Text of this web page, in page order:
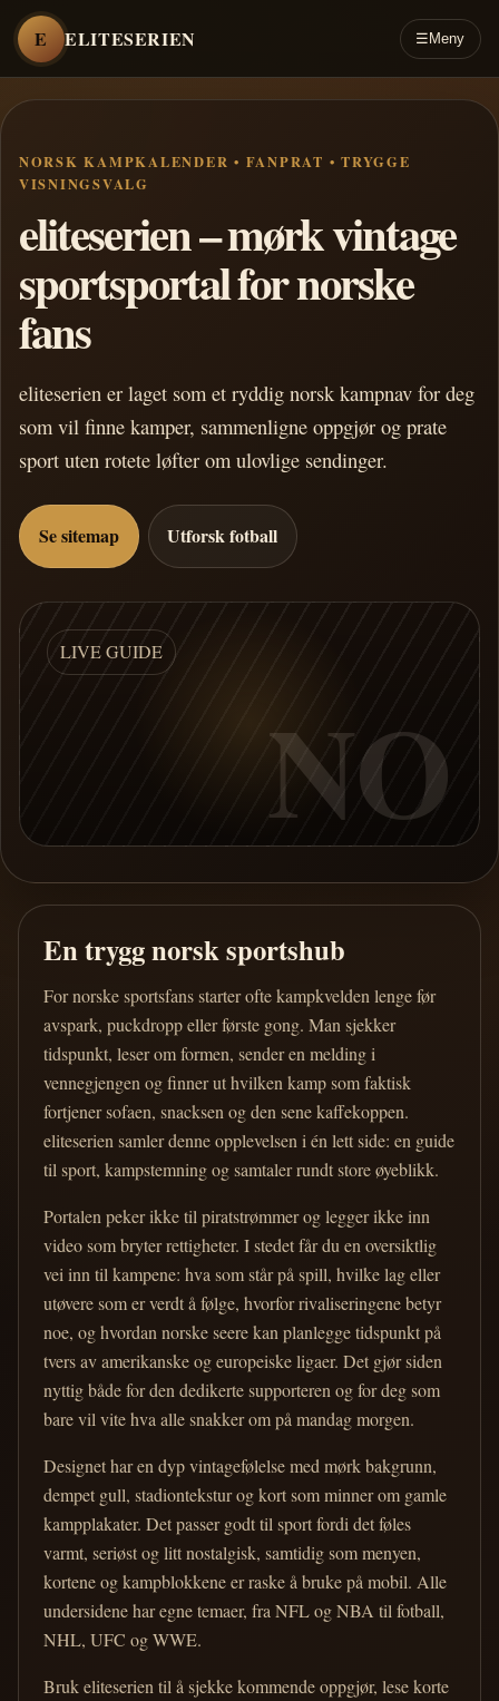
E ELITESERIEN ☰ Meny
NORSK KAMPKALENDER • FANPRAT • TRYGGE
VISNINGSVALG
eliteserien – mørk vintage
sportsportal for norske
fans
eliteserien er laget som et ryddig norsk kampnav for deg
som vil finne kamper, sammenligne oppgjør og prate
sport uten rotete løfter om ulovlige sendinger.
Se sitemap Utforsk fotball
LIVE GUIDE
NO
En trygg norsk sportshub
For norske sportsfans starter ofte kampkvelden lenge før
avspark, puckdropp eller første gong. Man sjekker
tidspunkt, leser om formen, sender en melding i
vennegjengen og finner ut hvilken kamp som faktisk
fortjener sofaen, snacksen og den sene kaffekoppen.
eliteserien samler denne opplevelsen i én lett side: en guide
til sport, kampstemning og samtaler rundt store øyeblikk.
Portalen peker ikke til piratstrømmer og legger ikke inn
video som bryter rettigheter. I stedet får du en oversiktlig
vei inn til kampene: hva som står på spill, hvilke lag eller
utøvere som er verdt å følge, hvorfor rivaliseringene betyr
noe, og hvordan norske seere kan planlegge tidspunkt på
tvers av amerikanske og europeiske ligaer. Det gjør siden
nyttig både for den dedikerte supporteren og for deg som
bare vil vite hva alle snakker om på mandag morgen.
Designet har en dyp vintagefølelse med mørk bakgrunn,
dempet gull, stadiontekstur og kort som minner om gamle
kampplakater. Det passer godt til sport fordi det føles
varmt, seriøst og litt nostalgisk, samtidig som menyen,
kortene og kampblokkene er raske å bruke på mobil. Alle
undersidene har egne temaer, fra NFL og NBA til fotball,
NHL, UFC og WWE.
Bruk eliteserien til å sjekke kommende oppgjør, lese korte